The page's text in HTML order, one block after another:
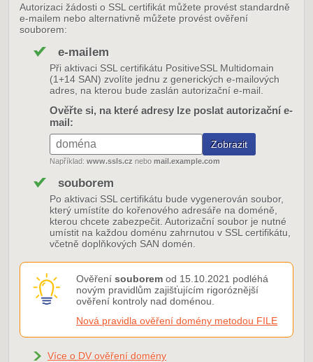
Autorizaci žádosti o SSL certifikát můžete provést standardně
e-mailem nebo alternativně můžete provést ověření
souborem:
e-mailem
Při aktivaci SSL certifikátu PositiveSSL Multidomain
(1+14 SAN) zvolíte jednu z generických e-mailových
adres, na kterou bude zaslán autorizační e-mail.
Ověřte si, na které adresy lze poslat autorizační e-
mail:
Například: www.ssls.cz nebo mail.example.com
souborem
Po aktivaci SSL certifikátu bude vygenerován soubor,
který umístíte do kořenového adresáře na doméně,
kterou chcete zabezpečit. Autorizační soubor je nutné
umístit na každou doménu zahrnutou v SSL certifikátu,
včetně doplňkových SAN domén.
Ověření souborem od 15.10.2021 podléhá
novým pravidlům zajišťujícím rigoróznější
ověření kontroly nad doménou.
Nová pravidla ověření domény metodou FILE
Více o DV ověření domény